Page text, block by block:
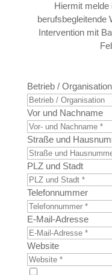
Hiermit melde
berufsbegleitende
Intervention mit
Betrieb / Organisation
Vor und Nachname
Straße und
PLZ und Stadt
Telefonnummer
E-Mail-Adresse
Website